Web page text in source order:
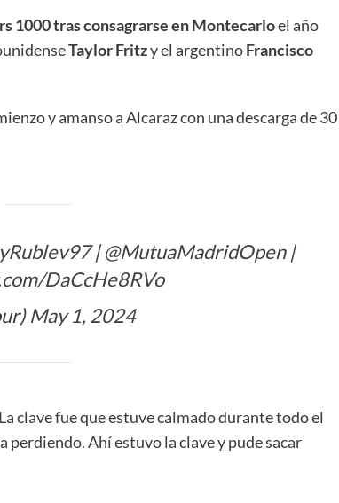
1000 tras consagrarse en Montecarloel año
Taylor Fritzy el argentinoFrancisco
y amanso a Alcaraz con una descarga de 30
|@MutuaMadridOpen|
DaCcHe8RVo
May 1, 2024
clave fue que estuve calmado durante todo el
Ahí estuvo la clave y pude sacar